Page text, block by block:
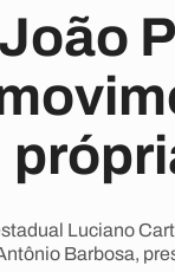
Luciano
Barbosa,